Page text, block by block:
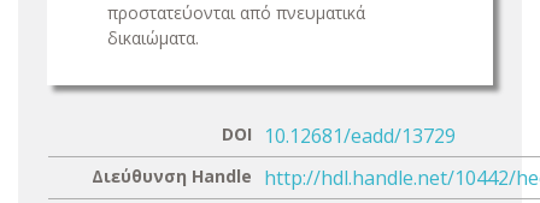
προστατεύονται από πνευματικά
δικαιώματα.
DOI 10.12681/eadd/13729
Διεύθυνση Handle http://hdl.handle.net/10442/